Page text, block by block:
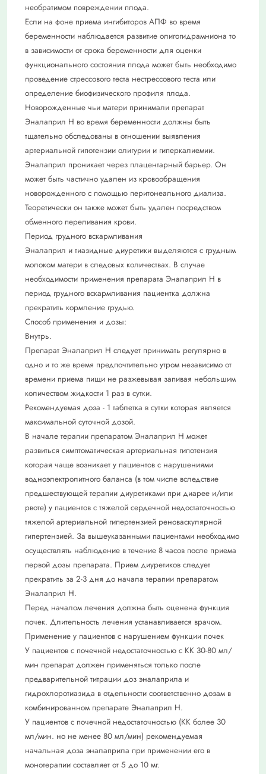
необратимом повреждении плода.
Если на фоне приема ингибиторов АПФ во время
беременности наблюдается развитие олигогидрамниона то
в зависимости от срока беременности для оценки
функционального состояния плода может быть необходимо
проведение стрессового теста нестрессового теста или
определение биофизического профиля плода.
Новорожденные чьи матери принимали препарат
Эналаприл Н во время беременности должны быть
тщательно обследованы в отношении выявления
артериальной гипотензии олигурии и гиперкалиемии.
Эналаприл проникает через плацентарный барьер. Он
может быть частично удален из кровообращения
новорожденного с помощью перитонеального диализа.
Теоретически он также может быть удален посредством
обменного переливания крови.
Период грудного вскармливания
Эналаприл и тиазидные диуретики выделяются с грудным
молоком матери в следовых количествах. В случае
необходимости применения препарата Эналаприл Н в
период грудного вскармливания пациентка должна
прекратить кормление грудью.
Способ применения и дозы:
Внутрь.
Препарат Эналаприл Н следует принимать регулярно в
одно и то же время предпочтительно утром независимо от
времени приема пищи не разжевывая запивая небольшим
количеством жидкости 1 раз в сутки.
Рекомендуемая доза - 1 таблетка в сутки которая является
максимальной суточной дозой.
В начале терапии препаратом Эналаприл Н может
развиться симптоматическая артериальная гипотензия
которая чаще возникает у пациентов с нарушениями
водноэлектролитного баланса (в том числе вследствие
предшествующей терапии диуретиками при диарее и/или
рвоте) у пациентов с тяжелой сердечной недостаточностью
тяжелой артериальной гипертензией реноваскулярной
гипертензией. За вышеуказанными пациентами необходимо
осуществлять наблюдение в течение 8 часов после приема
первой дозы препарата. Прием диуретиков следует
прекратить за 2-3 дня до начала терапии препаратом
Эналаприл Н.
Перед началом лечения должна быть оценена функция
почек. Длительность лечения устанавливается врачом.
Применение у пациентов с нарушением функции почек
У пациентов с почечной недостаточностью с КК 30-80 мл/
мин препарат должен применяться только после
предварительной титрации доз эналаприла и
гидрохлоротиазида в отдельности соответственно дозам в
комбинированном препарате Эналаприл Н.
У пациентов с почечной недостаточностью (КК более 30
мл/мин. но не менее 80 мл/мин) рекомендуемая
начальная доза эналаприла при применении его в
монотерапии составляет от 5 до 10 мг.